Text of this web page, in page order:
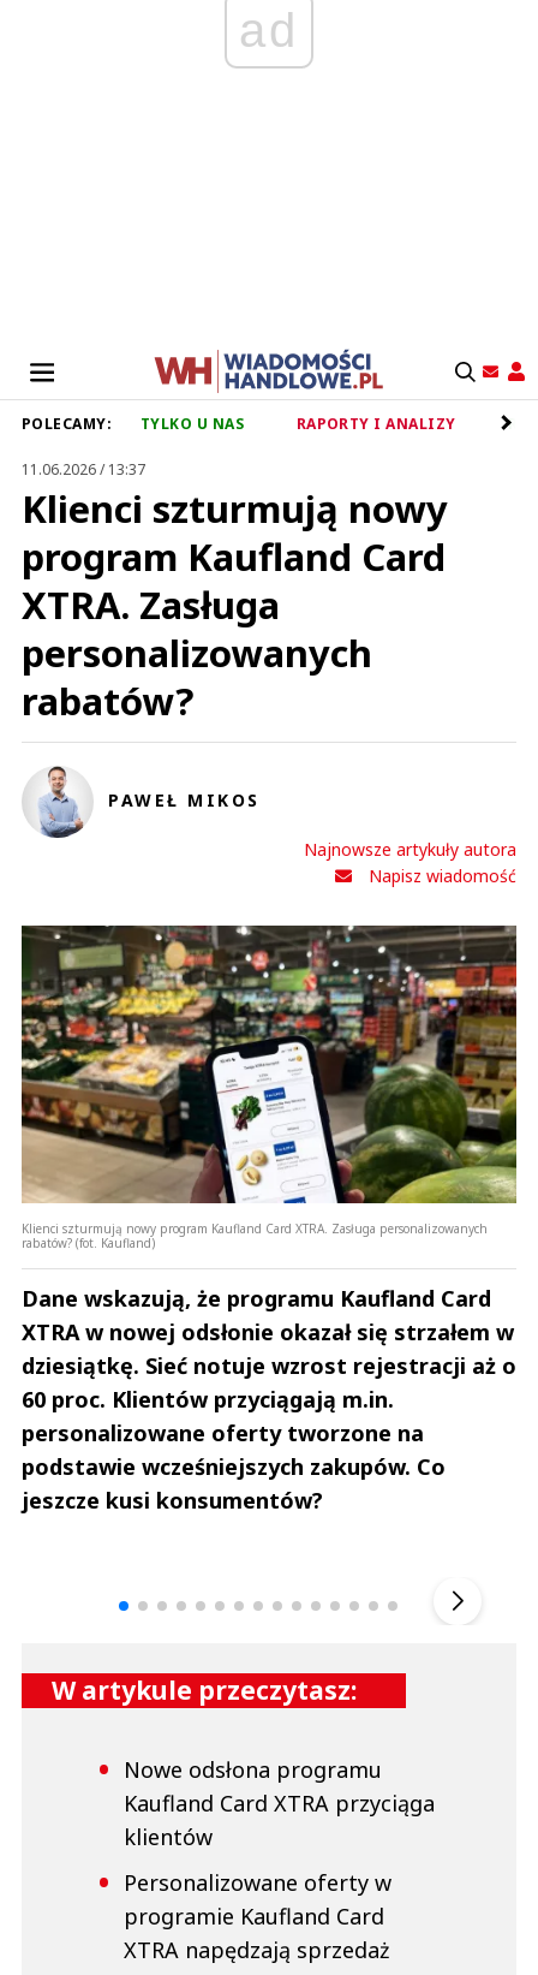
ad
POLECAMY: TYLKO U NAS RAPORTY I ANALIZY
11.06.2026 / 13:37
Klienci szturmują nowy
program Kaufland Card
XTRA. Zasługa
personalizowanych
rabatów?
PAWEŁ MIKOS
Najnowsze artykuły autora
Napisz wiadomość
Klienci szturmują nowy program Kaufland Card XTRA. Zasługa personalizowanych
rabatów? (fot. Kaufland)
Dane wskazują, że programu Kaufland Card
XTRA w nowej odsłonie okazał się strzałem w
dziesiątkę. Sieć notuje wzrost rejestracji aż o
60 proc. Klientów przyciągają m.in.
personalizowane oferty tworzone na
podstawie wcześniejszych zakupów. Co
jeszcze kusi konsumentów?
W artykule przeczytasz:
Nowe odsłona programu
Kaufland Card XTRA przyciąga
klientów
Personalizowane oferty w
programie Kaufland Card
XTRA napędzają sprzedaż